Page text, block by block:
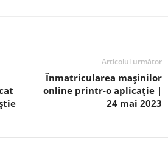
Articolul următor
Înmatricularea mașinilor
online printr-o aplicație |
24 mai 2023